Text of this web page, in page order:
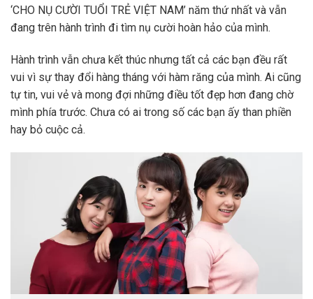
‘CHO NỤ CƯỜI TUỔI TRẺ VIỆT NAM’ năm thứ nhất và vẫn
đang trên hành trình đi tìm nụ cười hoàn hảo của mình.
Hành trình vẫn chưa kết thúc nhưng tất cả các bạn đều rất
vui vì sự thay đổi hàng tháng với hàm răng của mình. Ai cũng
tự tin, vui vẻ và mong đợi những điều tốt đẹp hơn đang chờ
mình phía trước. Chưa có ai trong số các bạn ấy than phiền
hay bỏ cuộc cả.